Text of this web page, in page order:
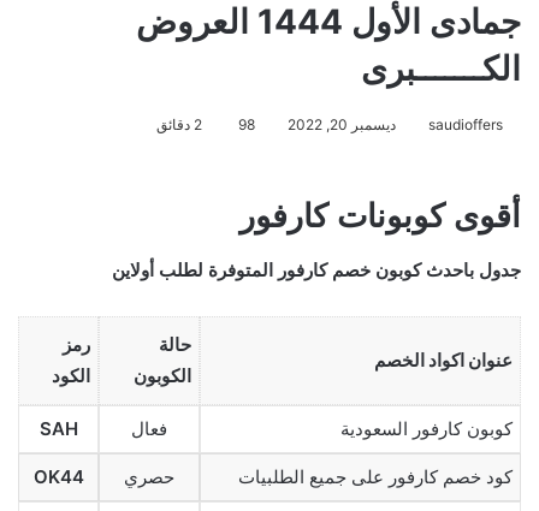
جمادى الأول 1444 العروض
الكـــــــبرى
saudioffers ديسمبر 20, 2022 98
أقوى كوبونات كارفور
جدول باحدث كوبون خصم كارفور المتوفرة لطلب أولاين
عنوان اكواد الخصم
حالة
الكوبون
رمز
الكود
كوبون كارفور السعودية فعال SAH
كود خصم كارفور على جميع الطلبيات حصري OK44